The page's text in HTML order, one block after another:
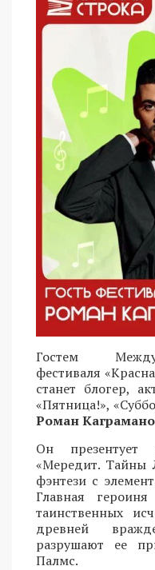
Гостем
фестиваля
станет блогер,
«Пятница!»,
Роман
Он
«Мередит. Тайны
фэнтези с
Главная
таинственных
древней
разрушают ее
Палмс.